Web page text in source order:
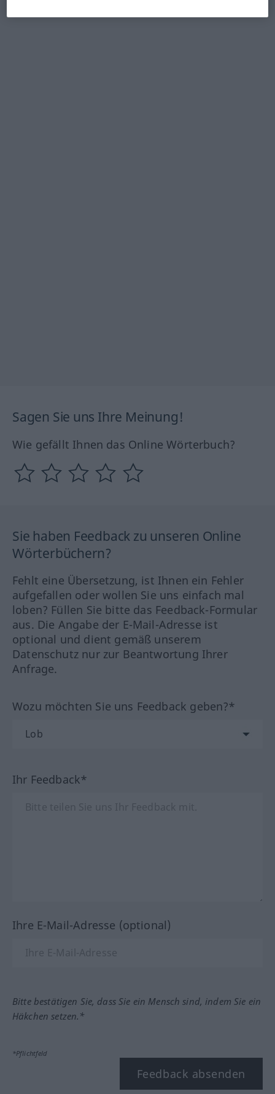
Sagen Sie uns Ihre Meinung!
Wie gefällt Ihnen das Online Wörterbuch?
Sie haben Feedback zu unseren Online
Wörterbüchern?
Fehlt eine Übersetzung, ist Ihnen ein Fehler
aufgefallen oder wollen Sie uns einfach mal
loben? Füllen Sie bitte das Feedback-Formular
aus. Die Angabe der E-Mail-Adresse ist
optional und dient gemäß unserem
Datenschutz nur zur Beantwortung Ihrer
Anfrage.
Wozu möchten Sie uns Feedback geben?*
Ihr Feedback*
Ihre E-Mail-Adresse (optional)
Bitte bestätigen Sie, dass Sie ein Mensch sind, indem Sie ein
Häkchen setzen.*
*Pflichtfeld
Feedback absenden